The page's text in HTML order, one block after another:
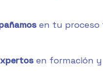
en tu proceso
en formación